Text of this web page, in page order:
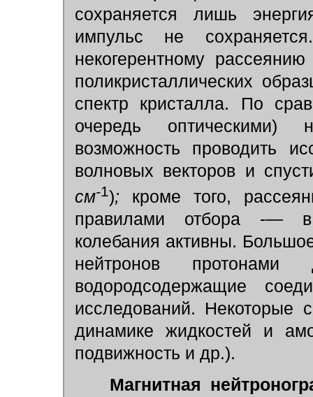
сохраняется лишь
импульс не
некогерентному
поликристаллических
спектр кристалла. По
очередь оптическими)
возможность проводить
волновых векторов и
см-1); кроме того,
правилами отбора -— в
колебания активны.
нейтронов
водородсодержащие
исследований. Некоторые
динамике жидкостей и
подвижность и др.).
Магнитная